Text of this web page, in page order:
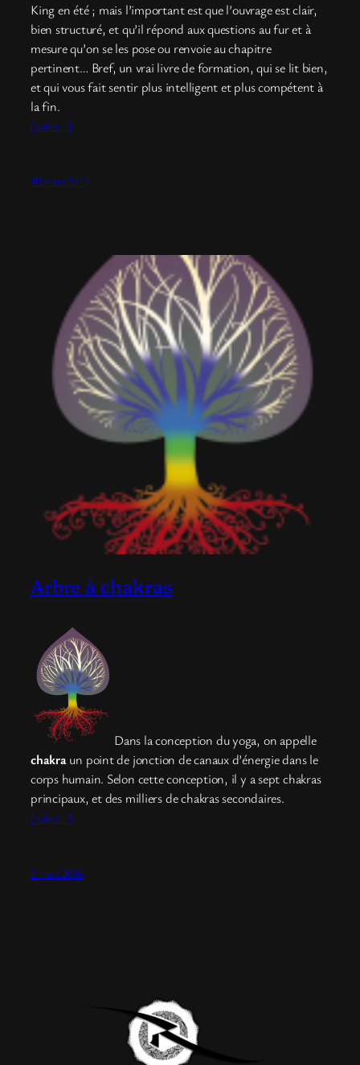
King en été ; mais l’important est que l’ouvrage est clair,
bien structuré, et qu’il répond aux questions au fur et à
mesure qu’on se les pose ou renvoie au chapitre
pertinent… Bref, un vrai livre de formation, qui se lit bien,
et qui vous fait sentir plus intelligent et plus compétent à
la fin.
(suite…)
10 mars 2016
Arbre à chakras
Dans la conception du yoga, on appelle
chakraun point de jonction de canaux d’énergie dans le
corps humain. Selon cette conception, il y a sept chakras
principaux, et des milliers de chakras secondaires.
(suite…)
5 mars 2016